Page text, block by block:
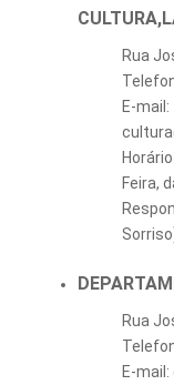
Rua
E-mail:
Feira,
Rua
E-